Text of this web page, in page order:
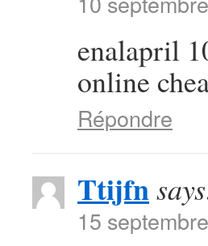
enalapril
online
Répondre
Ttijfn
15